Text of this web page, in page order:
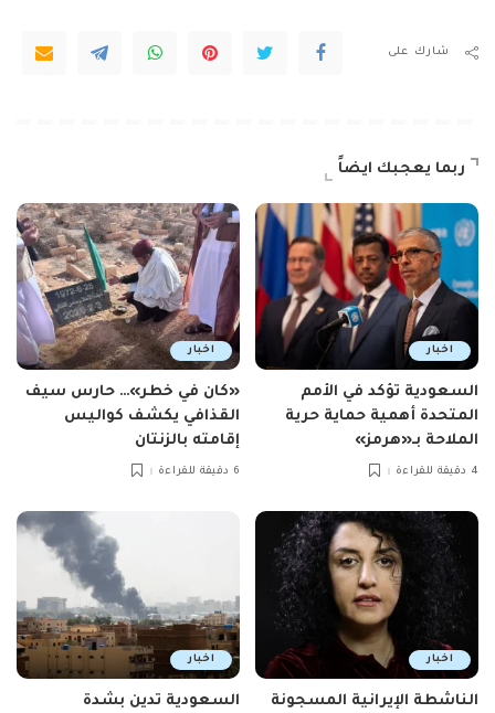
شارك على
ربما يعجبك ايضاً
اخبار
السعودية تؤكد في الأمم
المتحدة أهمية حماية حرية
الملاحة بـ«هرمز»
4 دقيقة للقراءة
اخبار
«كان في خطر»… حارس سيف
القذافي يكشف كواليس
إقامته بالزنتان
6 دقيقة للقراءة
اخبار
الناشطة الإيرانية المسجونة
اخبار
السعودية تدين بشدة